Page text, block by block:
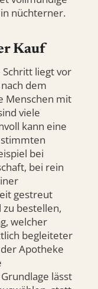
nüchterner.
Kauf
liegt vor
dem
Menschen mit
viele
kann eine
bei
bei rein
gestreut
bestellen,
welcher
begleiteter
Apotheke
lässt